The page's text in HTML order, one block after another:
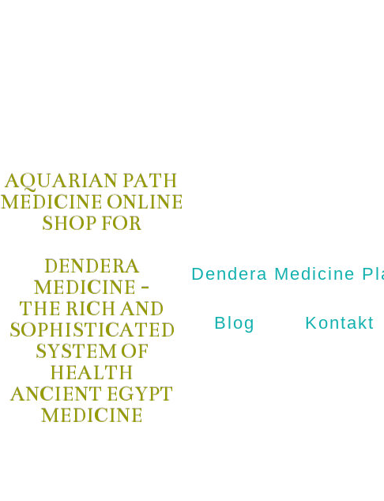
AQUARIAN PATH
MEDICINE ONLINE
SHOP FOR
DENDERA
MEDICINE -
THE RICH AND
SOPHISTICATED
SYSTEM OF
HEALTH
ANCIENT EGYPT
MEDICINE
Dendera Medicine
Blog Kontakt